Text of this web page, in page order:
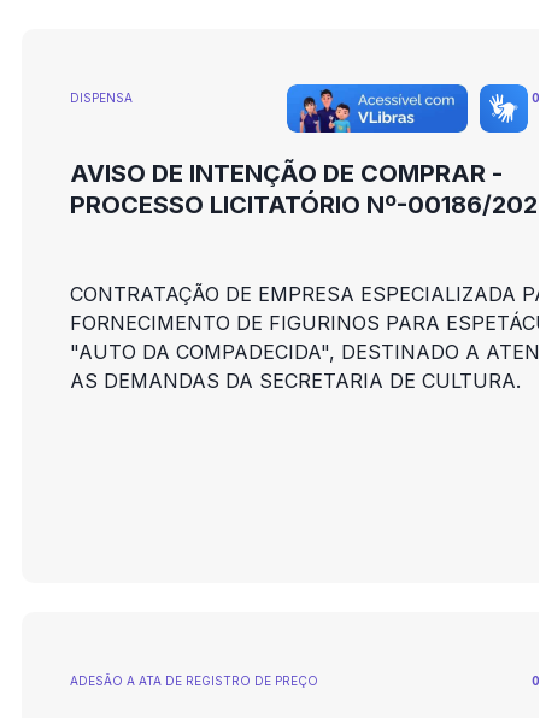
DISPENSA
AVISO DE INTENÇÃO DE COMPRAR -
PROCESSO LICITATÓRIO Nº-00186/
CONTRATAÇÃO DE EMPRESA ESPECIALIZADA
FORNECIMENTO DE FIGURINOS PARA
"AUTO DA COMPADECIDA", DESTINADO A
AS DEMANDAS DA SECRETARIA DE CULTURA.
ADESÃO A ATA DE REGISTRO DE PREÇO